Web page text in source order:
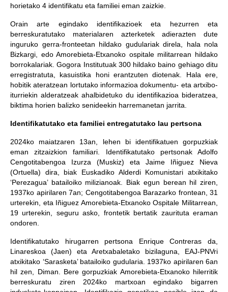
horietako 4 identifikatu eta familiei eman zaizkie.
Orain arte egindako identifikazioek eta hezurren eta
berreskuratutako materialaren azterketek adierazten dute
inguruko gerra-fronteetan hildako gudulariak direla, hala nola
Bizkargi, edo Amorebieta-Etxanoko ospitale militarrean hildako
borrokalariak. Gogora Institutuak 300 hildako baino gehiago ditu
erregistratuta, kasuistika honi erantzuten diotenak. Hala ere,
hobitik ateratzean lortutako informazioa dokumentu- eta artxibo-
iturriekin alderatzeak ahalbidetuko du identifikazioa bideratzea,
biktima horien balizko senideekin harremanetan jarrita.
Identifikatutako eta familiei entregatutako lau pertsona
2024ko maiatzaren 13an, lehen bi identifikatuen gorpuzkiak
eman zitzaizkion familiari. Identifikatutako pertsonak Adolfo
Cengotitabengoa Izurza (Muskiz) eta Jaime Iñiguez Nieva
(Ortuella) dira, biak Euskadiko Alderdi Komunistari atxikitako
‘Perezagua’ batailoiko milizianoak. Biak egun berean hil ziren,
1937ko apirilaren 7an; Cengotitabengoa Barazarko frontean, 31
urterekin, eta Iñiguez Amorebieta-Etxanoko Ospitale Militarrean,
19 urterekin, seguru asko, frontetik bertatik zaurituta eraman
ondoren.
Identifikatutako hirugarren pertsona Enrique Contreras da,
Linareskoa (Jaen) eta Aretxabaletako bizilaguna, EAJ-PNVri
atxikitako ‘Sarasketa’ batailoiko gudularia. 1937ko apirilaren 6an
hil zen, Diman. Bere gorpuzkiak Amorebieta-Etxanoko hilerritik
berreskuratu ziren 2024ko martxoan egindako bigarren